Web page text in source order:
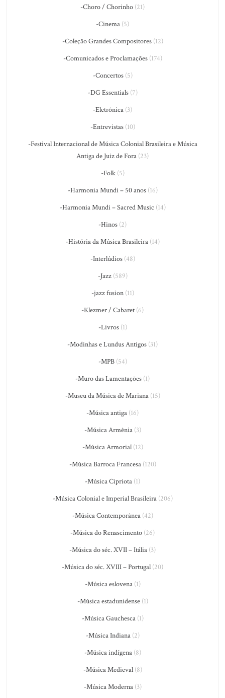
-Choro / Chorinho (21)
-Cinema (5)
-Coleção Grandes Compositores(12)
-Comunicados e Proclamações(174)
-Concertos(5)
-DG Essentials(7)
-Eletrônica (3)
-Entrevistas(10)
-Festival Internacional de Música Colonial Brasileira e Música
Antiga de Juiz de Fora (23)
-Folk(5)
-Harmonia Mundi – 50 anos(16)
-Harmonia Mundi – Sacred Music (14)
-Hinos (2)
-História da Música Brasileira(14)
-Interlúdios(48)
-Jazz(589)
-jazz fusion(11)
-Klezmer / Cabaret (6)
-Livros(1)
-Modinhas e Lundus Antigos (31)
-MPB(54)
-Muro das Lamentações (1)
-Museu da Música de Mariana(15)
-Música antiga (16)
-Música Armênia(3)
-Música Armorial(12)
-Música Barroca Francesa(120)
-Música Cipriota (1)
-Música Colonial e Imperial Brasileira(206)
-Música Contemporânea(42)
-Música do Renascimento (26)
-Música do séc. XVII – Itália (3)
-Música do séc. XVIII – Portugal (20)
-Música eslovena(1)
-Música estadunidense(1)
-Música Gauchesca(1)
-Música Indiana(2)
-Música indígena(8)
-Música Medieval(8)
-Música Moderna(3)